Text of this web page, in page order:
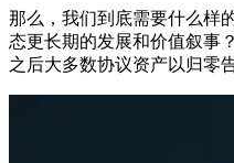
那么，我们到底需要什么样
态更长期的发展和价值叙事
之后大多数协议资产以归零告